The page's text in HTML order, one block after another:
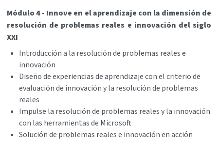
Módulo 4 - Innove en el aprendizaje con la dimensión de
resolución de problemas reales e innovación del siglo
XXI
Introducción a la resolución de problemas reales e
innovación
Diseño de experiencias de aprendizaje con el criterio de
evaluación de innovación y la resolución de problemas
reales
Impulse la resolución de problemas reales y la innovación
con las herramientas de Microsoft
Solución de problemas reales e innovación en acción